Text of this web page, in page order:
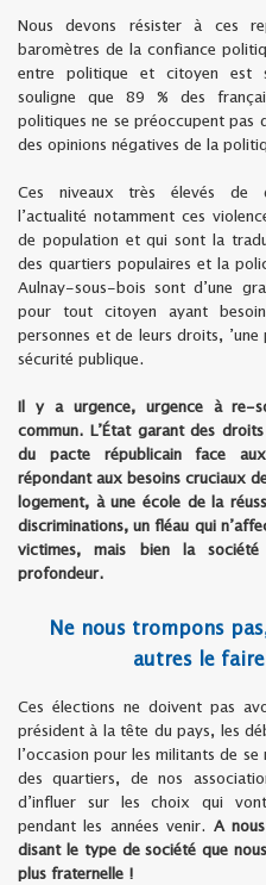
Nous devons résister à ces
baromètres de la confiance
entre politique et citoyen est
souligne que 89 % des
politiques ne se préoccupent pas
des opinions négatives de la
Ces niveaux très élevés de
l’actualité notamment ces
de population et qui sont la
des quartiers populaires et la
Aulnay-sous-bois sont d’une
pour tout citoyen ayant
personnes et de leurs droits,
sécurité publique.
Il y a urgence, urgence à re-
commun. L’État garant des
du pacte républicain face
répondant aux besoins cruciaux
logement, à une école de la
discriminations, un fléau qui
victimes, mais bien la
profondeur.
Ne nous trompons
autres le
Ces élections ne doivent pas
président à la tête du pays, les
l’occasion pour les militants de
des quartiers, de nos
d’influer sur les choix qui
pendant les années venir.
A
disant le type de société que
plus fraternelle !